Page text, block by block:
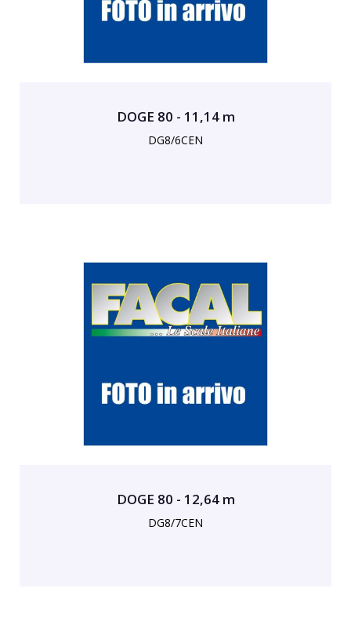
DOGE 80 - 11,14 m
DG8/6CEN
DOGE 80 - 12,64 m
DG8/7CEN